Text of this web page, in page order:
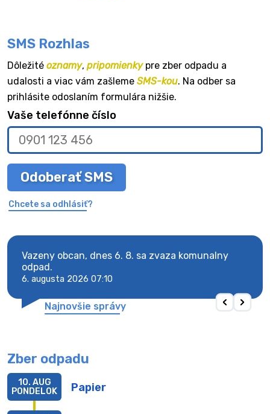
SMS Rozhlas
Dôležité oznamy, pripomienkypre zber odpadu a
udalosti a viac vám zašleme SMS-kou. Na odber sa
prihlásite odoslaním formulára nižšie.
Vaše telefónne číslo
Odoberať SMS
Chcete sa odhlásiť?
Vazeny obcan, dnes 6. 8. sa zvaza komunalny
odpad.
6. augusta 2026 07:10
Najnovšie správy
Zber odpadu
Papier
10. AUG
PONDELOK